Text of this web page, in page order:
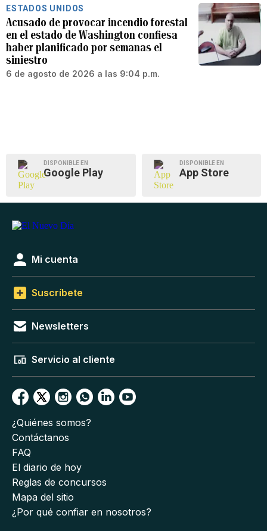
ESTADOS UNIDOS
Acusado de provocar incendio forestal
en el estado de Washington confiesa
haber planificado por semanas el
siniestro
6 de agosto de 2026 a las 9:04 p.m.
DISPONIBLE EN
Google Play
DISPONIBLE EN
App Store
Mi cuenta
Suscríbete
Newsletters
Servicio al cliente
¿Quiénes somos?
Contáctanos
FAQ
El diario de hoy
Reglas de concursos
Mapa del sitio
¿Por qué confiar en nosotros?